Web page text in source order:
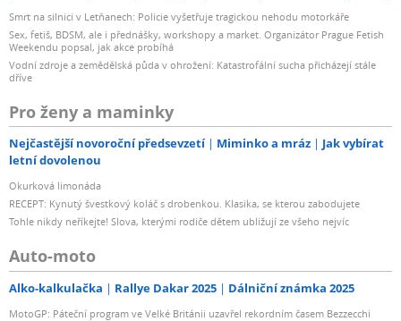
Smrt na silnici v Letňanech: Policie vyšetřuje tragickou nehodu motorkáře
Sex, fetiš, BDSM, ale i přednášky, workshopy a market. Organizátor Prague Fetish
Weekendu popsal, jak akce probíhá
Vodní zdroje a zemědělská půda v ohrožení: Katastrofální sucha přicházejí stále
dříve
Pro ženy a maminky
Nejčastější novoroční předsevzetí Miminko a mráz
Jak vybírat
letní dovolenou
Okurková limonáda
RECEPT: Kynutý švestkový koláč s drobenkou. Klasika, se kterou zabodujete
Tohle nikdy neříkejte! Slova, kterými rodiče dětem ubližují ze všeho nejvíc
Auto-moto
Alko-kalkulačka Rallye Dakar 2025 Dálniční známka 2025
MotoGP: Páteční program ve Velké Británii uzavřel rekordním časem Bezzecchi